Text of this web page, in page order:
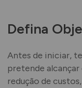
Defina
Antes de iniciar,
pretende
redução de